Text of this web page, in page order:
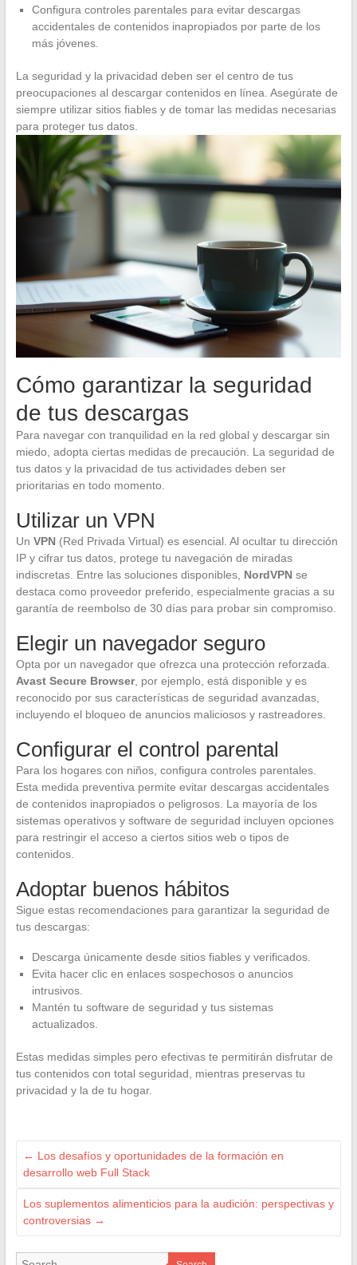
Configura controles parentales para evitar descargas
accidentales de contenidos inapropiados por parte de los
más jóvenes.
La seguridad y la privacidad deben ser el centro de tus
preocupaciones al descargar contenidos en línea. Asegúrate de
siempre utilizar sitios fiables y de tomar las medidas necesarias
para proteger tus datos.
Cómo garantizar la seguridad
de tus descargas
Para navegar con tranquilidad en la red global y descargar sin
miedo, adopta ciertas medidas de precaución. La seguridad de
tus datos y la privacidad de tus actividades deben ser
prioritarias en todo momento.
Utilizar un VPN
Un VPN(Red Privada Virtual) es esencial. Al ocultar tu dirección
IP y cifrar tus datos, protege tu navegación de miradas
indiscretas. Entre las soluciones disponibles, NordVPNse
destaca como proveedor preferido, especialmente gracias a su
garantía de reembolso de 30 días para probar sin compromiso.
Elegir un navegador seguro
Opta por un navegador que ofrezca una protección reforzada.
Avast Secure Browser, por ejemplo, está disponible y es
reconocido por sus características de seguridad avanzadas,
incluyendo el bloqueo de anuncios maliciosos y rastreadores.
Configurar el control parental
Para los hogares con niños, configura controles parentales.
Esta medida preventiva permite evitar descargas accidentales
de contenidos inapropiados o peligrosos. La mayoría de los
sistemas operativos y software de seguridad incluyen opciones
para restringir el acceso a ciertos sitios web o tipos de
contenidos.
Adoptar buenos hábitos
Sigue estas recomendaciones para garantizar la seguridad de
tus descargas:
Descarga únicamente desde sitios fiables y verificados.
Evita hacer clic en enlaces sospechosos o anuncios
intrusivos.
Mantén tu software de seguridad y tus sistemas
actualizados.
Estas medidas simples pero efectivas te permitirán disfrutar de
tus contenidos con total seguridad, mientras preservas tu
privacidad y la de tu hogar.
← Los desafíos y oportunidades de la formación en
desarrollo web Full Stack
Los suplementos alimenticios para la audición: perspectivas y
controversias →